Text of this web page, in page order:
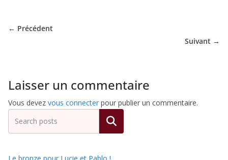
Pessac
← Précédent
Suivant →
Laisser un commentaire
Vous devez vous connecter pour publier un commentaire.
Rechercher
Le bronze pour Lucie et Pablo !